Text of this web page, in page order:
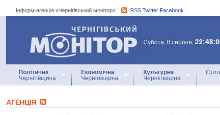
Інформ-агенція «Чернігівський монітор»: RSS Twitter Facebook
Інформ-агенція
«Чернігівський монітор»
Субота, 8 серпня,
Політична
Чернігівщина
Економічна
Чернігівщина
Культурна
Чернігівщина
АГЕНЦIЯ